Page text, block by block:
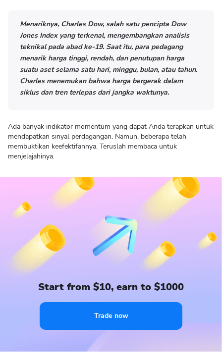
Menariknya, Charles Dow, salah satu pencipta Dow
Jones Index yang terkenal, mengembangkan analisis
teknikal pada abad ke-19. Saat itu, para pedagang
menarik harga tinggi, rendah, dan penutupan harga
suatu aset selama satu hari, minggu, bulan, atau tahun.
Charles menemukan bahwa harga bergerak dalam
siklus dan tren terlepas dari jangka waktunya.
Ada banyak indikator momentum yang dapat Anda terapkan untuk
mendapatkan sinyal perdagangan. Namun, beberapa telah
membuktikan keefektifannya. Teruslah membaca untuk
menjelajahinya.
Start from $10, earn to $1000
Trade now